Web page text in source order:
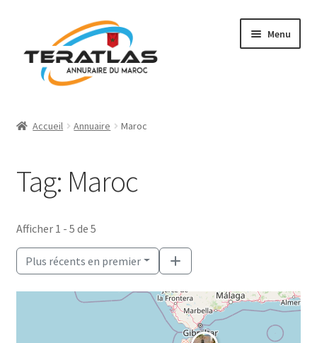
navigation
contenu
Menu
Annuaire
Mon compte
Accueil Annuaire Maroc
Tag: Maroc
Afficher 1 - 5 de 5
Plus récents en premier